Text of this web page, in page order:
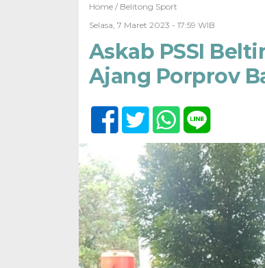
Home / Belitong Sport
Selasa, 7 Maret 2023 - 17:59 WIB
Askab PSSI
Ajang Porprov